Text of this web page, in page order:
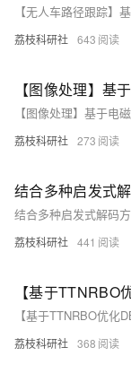
荔枝科研社 643
荔枝科研社 273
荔枝科研社 441
荔枝科研社 368